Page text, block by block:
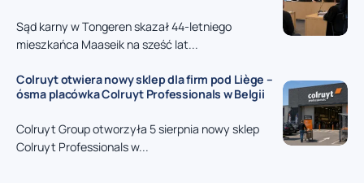
Sąd karny w Tongeren skazał 44-letniego
mieszkańca Maaseik na sześć lat...
Colruyt otwiera nowy sklep dla firm pod Liège –
ósma placówka Colruyt Professionals w Belgii
Colruyt Group otworzyła 5 sierpnia nowy sklep
Colruyt Professionals w...